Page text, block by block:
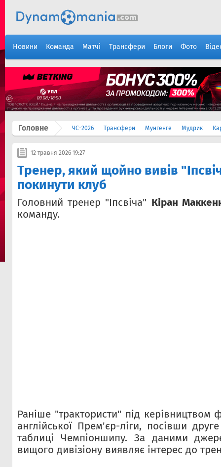
Новини Команда Матчі Трансфери Блоги Фото
Головне ЧС-2026 Трансфери Мунгенге Мудрик
12 травня 2026 19:27
Тренер, який щойно вивів
покинути клуб
Головний тренер "Іпсвіча" Кіран
команду.
Раніше "трактористи" під керівництвом
англійської Прем'єр-ліги, посівши
таблиці Чемпіоншипу. За даними
вищого дивізіону виявляє інтерес до